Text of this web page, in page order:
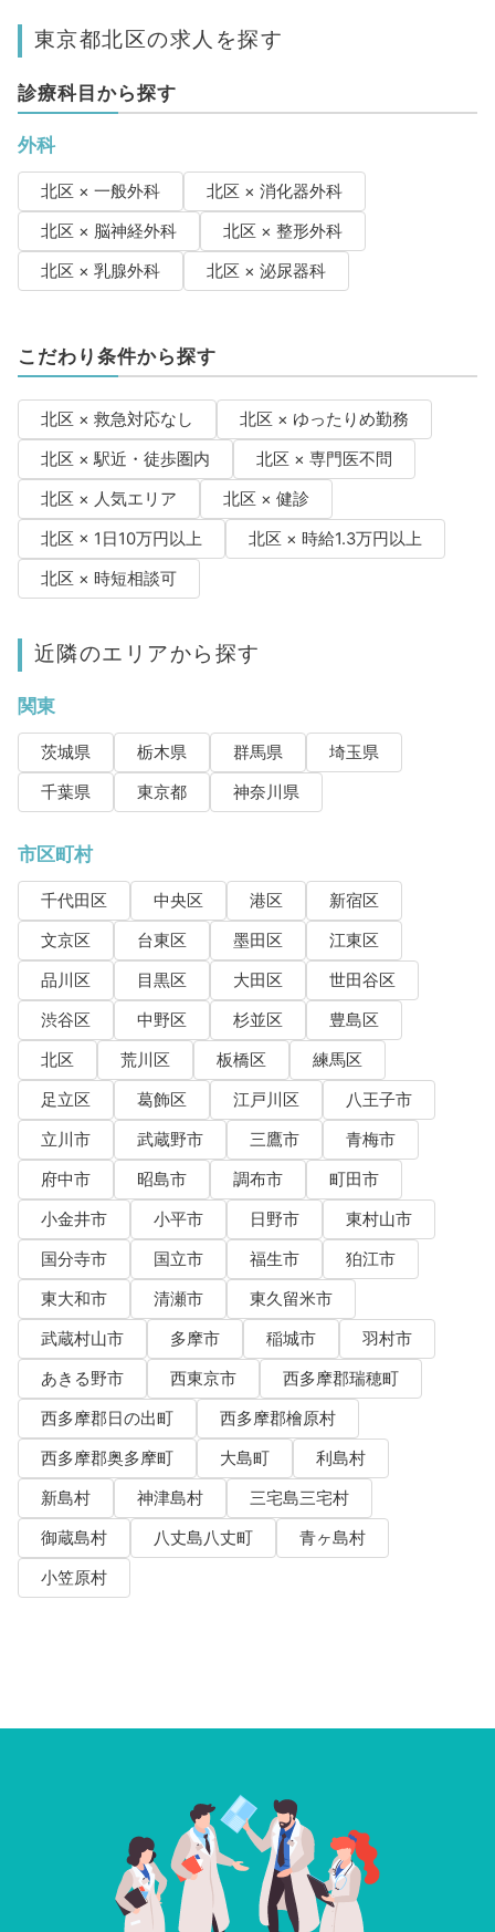
東京都北区の求人を探す
診療科目から探す
外科
北区 × 一般外科
北区 × 消化器外科
北区 × 脳神経外科
北区 × 整形外科
北区 × 乳腺外科
北区 × 泌尿器科
こだわり条件から探す
北区 × 救急対応なし
北区 × ゆったりめ勤務
北区 × 駅近・徒歩圏内
北区 × 専門医不問
北区 × 人気エリア
北区 × 健診
北区 × 1日10万円以上
北区 × 時給1.3万円以上
北区 × 時短相談可
近隣のエリアから探す
関東
茨城県 栃木県 群馬県
埼玉県
千葉県
東京都 神奈川県
市区町村
千代田区 中央区 港区
新宿区
文京区
台東区 墨田区
江東区
品川区
目黒区 大田区
世田谷区
渋谷区
中野区 杉並区
豊島区
北区
荒川区 板橋区
練馬区
足立区
葛飾区 江戸川区
八王子市
立川市
武蔵野市 三鷹市
青梅市
府中市
昭島市 調布市
町田市
小金井市
小平市 日野市
東村山市
国分寺市
国立市 福生市
狛江市
東大和市
清瀬市
東久留米市
武蔵村山市
多摩市 稲城市
羽村市
あきる野市
西東京市
西多摩郡瑞穂町
西多摩郡日の出町
西多摩郡檜原村
西多摩郡奥多摩町
大島町
利島村
新島村
神津島村
三宅島三宅村
御蔵島村
八丈島八丈町
青ヶ島村
小笠原村